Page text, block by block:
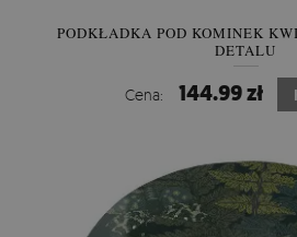
PODKŁADKA POD KOMINEK
DETALU
Cena: 144.99 zł